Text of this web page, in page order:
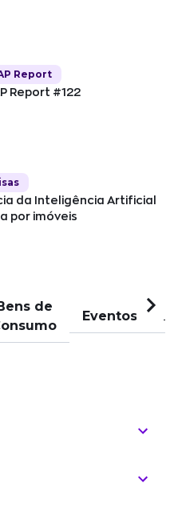
Report
Report #122
da Inteligência Artificial
por imóveis
de
Eventos